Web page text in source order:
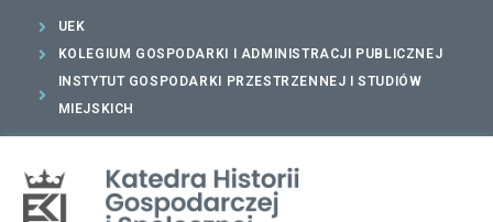
UEK
KOLEGIUM GOSPODARKI I ADMINISTRACJI PUBLICZNEJ
INSTYTUT GOSPODARKI PRZESTRZENNEJ I STUDIÓW
MIEJSKICH